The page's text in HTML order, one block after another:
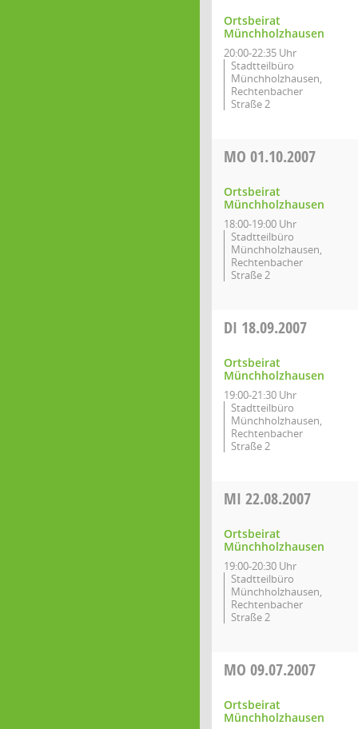
Ortsbeirat
Münchholzhausen
20:00-22:35 Uhr
Stadtteilbüro
Münchholzhausen,
Rechtenbacher
Straße 2
MO 01.10.2007
Ortsbeirat
Münchholzhausen
18:00-19:00 Uhr
Stadtteilbüro
Münchholzhausen,
Rechtenbacher
Straße 2
DI 18.09.2007
Ortsbeirat
Münchholzhausen
19:00-21:30 Uhr
Stadtteilbüro
Münchholzhausen,
Rechtenbacher
Straße 2
MI 22.08.2007
Ortsbeirat
Münchholzhausen
19:00-20:30 Uhr
Stadtteilbüro
Münchholzhausen,
Rechtenbacher
Straße 2
MO 09.07.2007
Ortsbeirat
Münchholzhausen